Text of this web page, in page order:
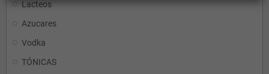
Lacteos
Azucares
Vodka
TÓNICAS